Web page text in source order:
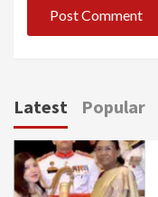
Latest Popular